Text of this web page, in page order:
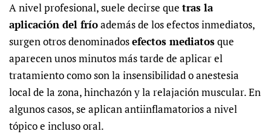
A nivel profesional, suele decirse que tras la
aplicación del fríoademás de los efectos inmediatos,
surgen otros denominadosefectos mediatosque
aparecen unos minutos más tarde de aplicar el
tratamiento como son la insensibilidad oanestesia
local de la zona, hinchazón y la relajación muscular. En
algunos casos, se aplican antiinflamatorios a nivel
tópico e incluso oral.